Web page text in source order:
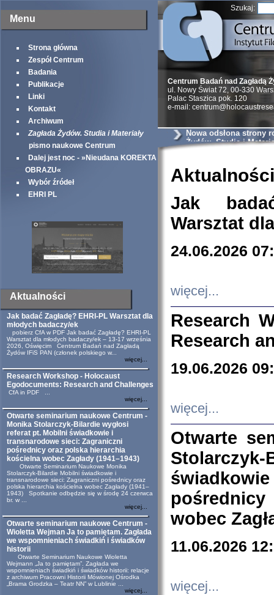
Menu
Strona główna
Zespół Centrum
Badania
Publikacje
Linki
Kontakt
Archiwum
Zagłada Żydów. Studia i Materiały
pismo naukowe Centrum
Dalej jest noc - »Nieudana KOREKTA
OBRAZU«
Wybór źródeł
EHRI PL
Aktualności
Jak badać Zagładę? EHRI-PL Warsztat dla
młodych badaczy/ek
pobierz CfA w PDF Jak badać Zagładę? EHRI-PL
Warsztat dla młodych badaczy/ek – 13-17 września
2026, Oświęcim Centrum Badań nad Zagładą
Żydów IFiS PAN (członek polskiego w...
więcej...
Research Workshop - Holocaust
Egodocuments: Research and Challenges
CfA in PDF ...
więcej...
Otwarte seminarium naukowe Centrum -
Monika Stolarczyk-Bilardie wygłosi
referat pt. Mobilni świadkowie i
transnarodowe sieci: Zagraniczni
pośrednicy oraz polska hierarchia
kościelna wobec Zagłady (1941–1943)
Otwarte Seminarium Naukowe Monika
Stolarczyk-Bilardie Mobilni świadkowie i
transnarodowe sieci: Zagraniczni pośrednicy oraz
polska hierarchia kościelna wobec Zagłady (1941–
1943) Spotkanie odbędzie się w środę 24 czerwca
br. w ...
więcej...
Otwarte seminarium naukowe Centrum -
Wioletta Wejman Ja to pamiętam. Zagłada
we wspomnieniach świadkiń i świadków
historii
Otwarte Seminarium Naukowe Wioletta
Wejmann „Ja to pamiętam”. Zagłada we
wspomnieniach świadkiń i świadków historii: relacje
z archiwum Pracowni Historii Mówionej Ośrodka
„Brama Grodzka – Teatr NN” w Lublinie ...
więcej...
Szukaj:
Centrum Badań nad Zagładą
ul. Nowy Świat 72, 00-330
Palac Staszica pok. 120
e-mail:
Nowa odsłona strony
Żydów. Studia i
Aktualności
Jak
Warsztat
24.06.2026
więcej...
Research
Research
19.06.2026
więcej...
Otwarte
wobec
11.06.2026
więcej...